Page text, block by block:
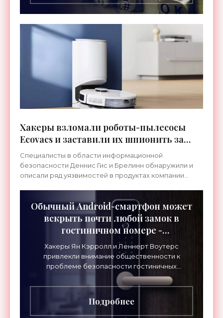
Хакеры взломали роботы-пылесосы
Ecovacs и заставили их шпионить за
пользователями - «Гаджеты»
Специалисты в области информационной
безопасности Деннис Гис и Брелинн обнаружили и
описали ряд уязвимостей в продуктах компании
Обычный Android-смартфон может
вскрыть почти любой замок в
гостиничном номере -
«Технологии»
Хакеры Ян Кэрролл и Леннерт Воутерс
привлекли внимание общественности к
проблеме безопасности гостиничных
номеров. Еще в 2022 году группа «Unsaflok»
предоставила компании «Dormakaba»
Подробнее